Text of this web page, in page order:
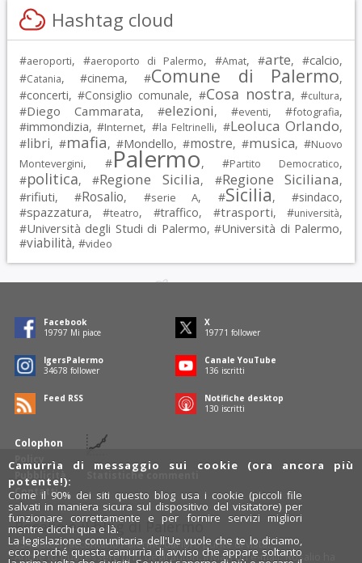
Hashtag cloud
#aeroporti, #aeroporto di Palermo, #Amat, #arte, #calcio,
#Catania, #cinema, #Comune di Palermo,
#concerti, #Consiglio comunale, #Cosa nostra, #cultura,
#Diego Cammarata, #elezioni, #eventi, #fotografia,
#immondizia, #Internet, #la Feltrinelli, #Leoluca Orlando,
#libri, #mafia, #Mondello, #mostre, #musica, #Nuovo
Montevergini, #Palermo, #Partito Democratico,
#politica, #Regione Sicilia, #Regione Siciliana,
#rifiuti, #Rosalio, #serie A, #Sicilia, #sindaco,
#spazzatura, #teatro, #traffico, #trasporti, #università,
#Università degli Studi di Palermo, #Università di Palermo,
#viabilità, #video
Colophon
Policy
Pubblicità
Contatti
Statistiche commenti
Facebook
19797 Mi piace
X
19771 follower
IgersPalermo
34678 follower
Canale YouTube
136 iscritti
Feed RSS
Notifiche desktop
130 iscritti
Rosalio è il blog di Palermo
754 autoriraccontano Palermo dal loro punto di vista.
Anche tu puoi essere uno degli autori: inviaci un' e-mail. Rosalio ha
Camurrìa di messaggio sui cookie (ora ancora più
potente!):
Come il 90% dei siti questo blog usa i cookie (piccoli file
salvati in maniera sicura sul dispositivo del visitatore) per
funzionare correttamente e per fornire servizi migliori
mentre clicchi qua e là.
La legislazione comunitaria dell'Ue vuole che te lo diciamo,
ecco perché questa camurrìa di avviso che appare soltanto